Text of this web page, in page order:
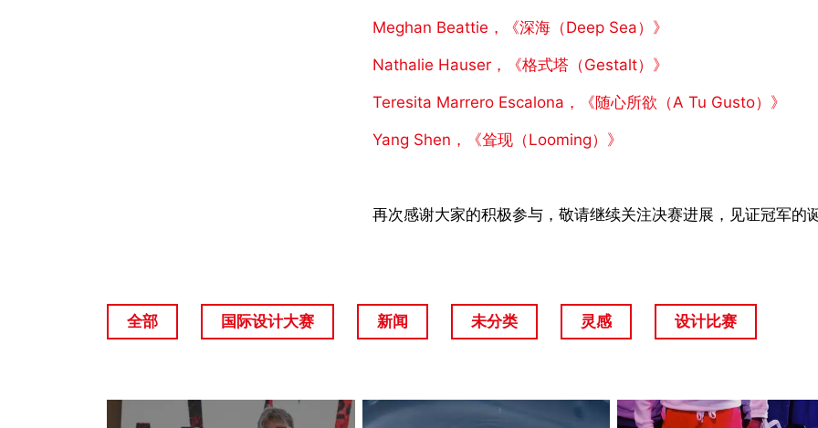
Meghan Beattie，《深海（Deep Sea）》
Nathalie Hauser，《格式塔（Gestalt）》
Teresita Marrero Escalona，《随心所欲（A Tu Gusto）》
Yang Shen，《耸现（Looming）》
再次感谢大家的积极参与，敬请继续关注决赛进展，见证冠军的
全部 国际设计大赛 新闻 未分类 灵感 设计比赛